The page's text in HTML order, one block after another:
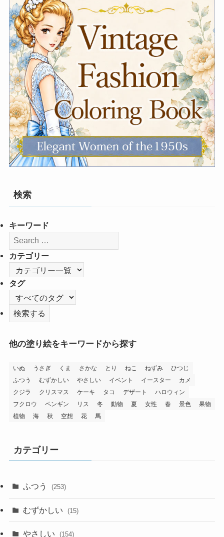
検索
キーワード
カテゴリー
タグ
他の塗り絵をキーワードから探す
いぬ うさぎ くま さかな とり ねこ ねずみ
ひつじ
ふつう
むずかしい やさしい イベント イースター
カメ
クジラ
クリスマス ケーキ タコ デザート
ハロウィン
フクロウ
ペンギン リス 冬 動物 夏 女性 春 景色
果物
植物
海 秋 空想 花 馬
カテゴリー
ふつう (253)
むずかしい (15)
やさしい (154)